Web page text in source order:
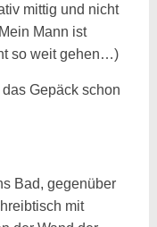
mittig und nicht
Mann ist
so weit gehen…)
Gepäck schon
Bad, gegenüber
mit